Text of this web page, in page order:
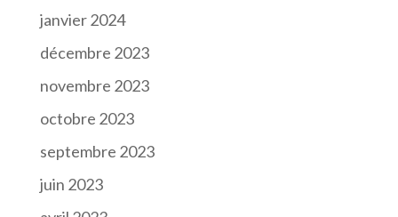
janvier 2024
décembre 2023
novembre 2023
octobre 2023
septembre 2023
juin 2023